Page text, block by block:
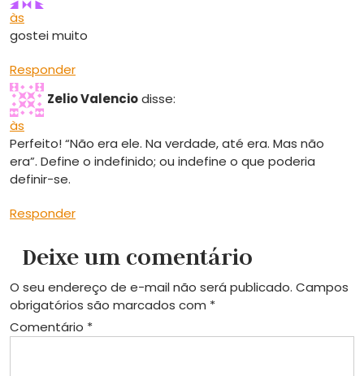
às
gostei muito
Responder
Zelio Valenciodisse:
às
Perfeito! “Não era ele. Na verdade, até era. Mas não
era”. Define o indefinido; ou indefine o que poderia
definir-se.
Responder
Deixe um comentário
O seu endereço de e-mail não será publicado. Campos
obrigatórios são marcados com *
Comentário *